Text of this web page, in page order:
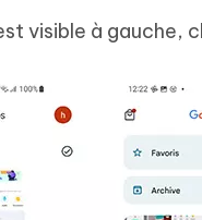
visible à gauche,